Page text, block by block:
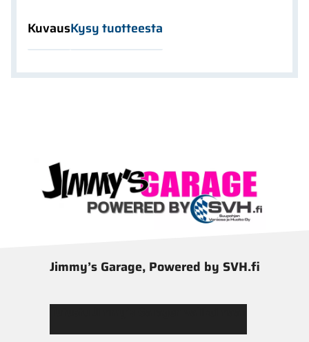
KuvausKysy tuotteesta
Jimmy’s Garage, Powered by SVH.fi